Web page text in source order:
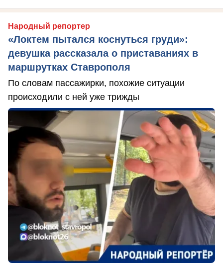
Народный репортер
«Локтем пытался коснуться груди»:
девушка рассказала о приставаниях в
маршрутках Ставрополя
По словам пассажирки, похожие ситуации
происходили с ней уже трижды